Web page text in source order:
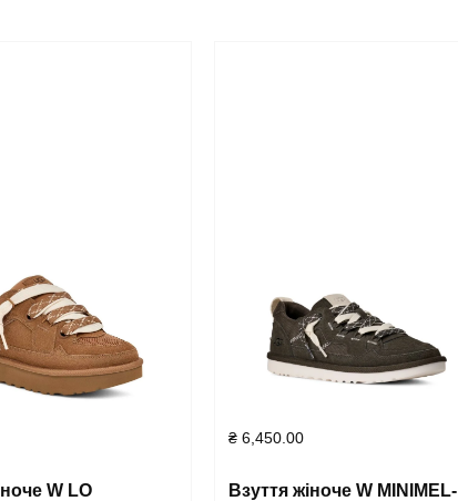
W LO
₴ 6,450.00
Взуття жіноче W MINIMEL-